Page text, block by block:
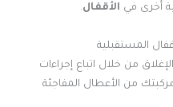
أخرى في الأقفال.
المستقبلية
من خلال اتباع إجراءات
من الأعطال المفاجئة